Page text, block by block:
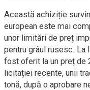
Această achiziție
european este mai
unor limitări de preț
pentru grâul rusesc. La
fost oferit la un preț de
licitației recente, unii
tonă, după o aprobare